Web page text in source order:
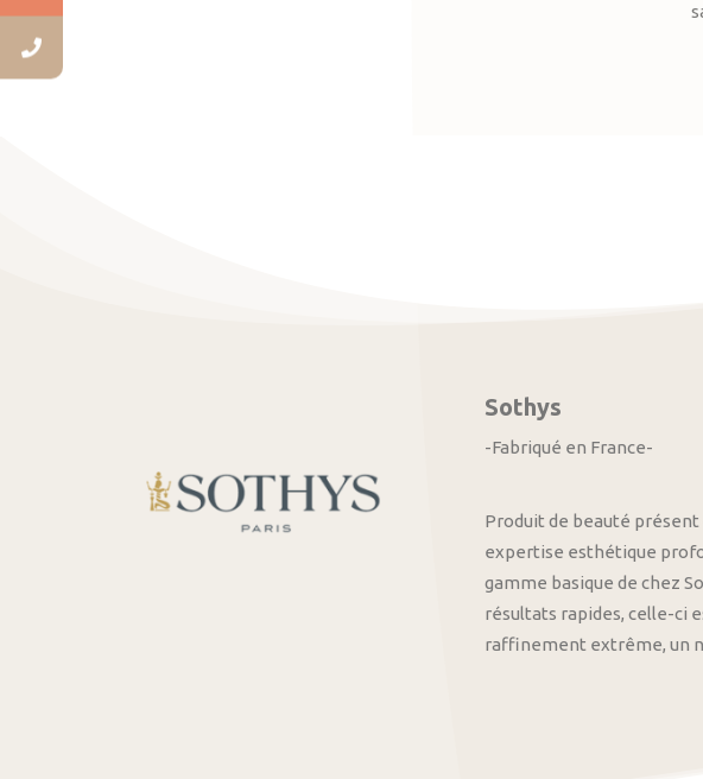
Sothys
-Fabriqué en France-
Produit de beauté présent
expertise esthétique
gamme basique de chez
résultats rapides, celle-ci
raffinement extrême, un